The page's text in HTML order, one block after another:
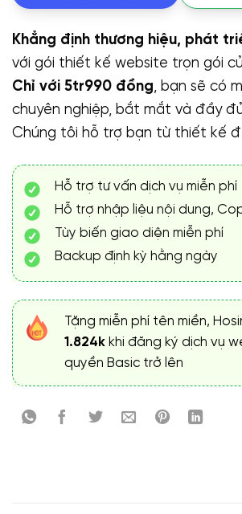
Khẳng định thương hiệu, phát
với gói thiết kế website trọn gói
Chỉ với 5tr990 đồng, bạn sẽ có
chuyên nghiệp, bắt mắt và đầy
Chúng tôi hỗ trợ bạn từ thiết kế
Hỗ trợ tư vấn dịch vụ miễn phí
Hỗ trợ nhập liệu nội dung,
Tùy biến giao diện miễn phí
Backup định kỳ hằng ngày
Tặng miễn phí tên miền,
1.824k khi đăng ký dịch vụ
quyền Basic trở lên